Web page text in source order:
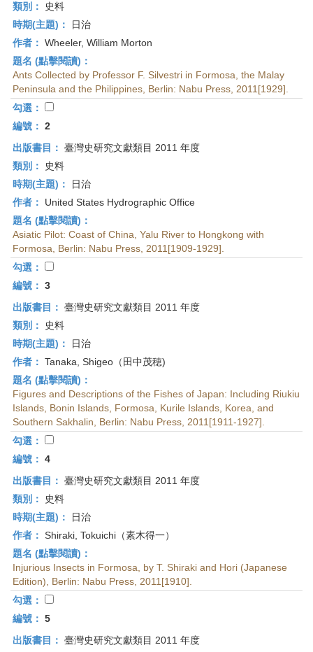
類別：
史料
時期(主題)：
日治
作者： Wheeler, William Morton
題名 (點擊閱讀)：
Ants Collected by Professor F. Silvestri in Formosa, the Malay
Peninsula and the Philippines, Berlin: Nabu Press, 2011[1929].
勾選：
編號： 2
出版書目： 臺灣史研究文獻類目 2011 年度
類別：
史料
時期(主題)：
日治
作者：
United States Hydrographic Office
題名 (點擊閱讀)：
Asiatic Pilot: Coast of China, Yalu River to Hongkong with
Formosa, Berlin: Nabu Press, 2011[1909-1929].
勾選：
編號： 3
出版書目： 臺灣史研究文獻類目 2011 年度
類別：
史料
時期(主題)：
日治
作者： Tanaka, Shigeo（田中茂穂)
題名 (點擊閱讀)：
Figures and Descriptions of the Fishes of Japan: Including Riukiu
Islands, Bonin Islands, Formosa, Kurile Islands, Korea, and
Southern Sakhalin, Berlin: Nabu Press, 2011[1911-1927].
勾選：
編號： 4
出版書目： 臺灣史研究文獻類目 2011 年度
類別：
史料
時期(主題)：
日治
作者： Shiraki, Tokuichi（素木得一）
題名 (點擊閱讀)：
Injurious Insects in Formosa, by T. Shiraki and Hori (Japanese
Edition), Berlin: Nabu Press, 2011[1910].
勾選：
編號： 5
出版書目： 臺灣史研究文獻類目 2011 年度